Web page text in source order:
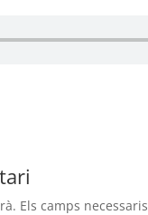
Els camps